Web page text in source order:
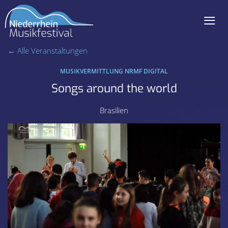
≡
← Alle Veranstaltungen
MUSIKVERMITTLUNG NRMF DIGITAL
Songs around the world
Brasilien